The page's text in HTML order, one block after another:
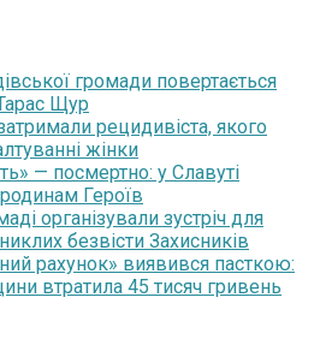
громади повертається
Щур
рецидивіста, якого
жінки
— посмертно: у Славуті
Героїв
організували зустріч для
безвісти Захисників
рахунок» виявився пасткою:
втратила 45 тисяч гривень